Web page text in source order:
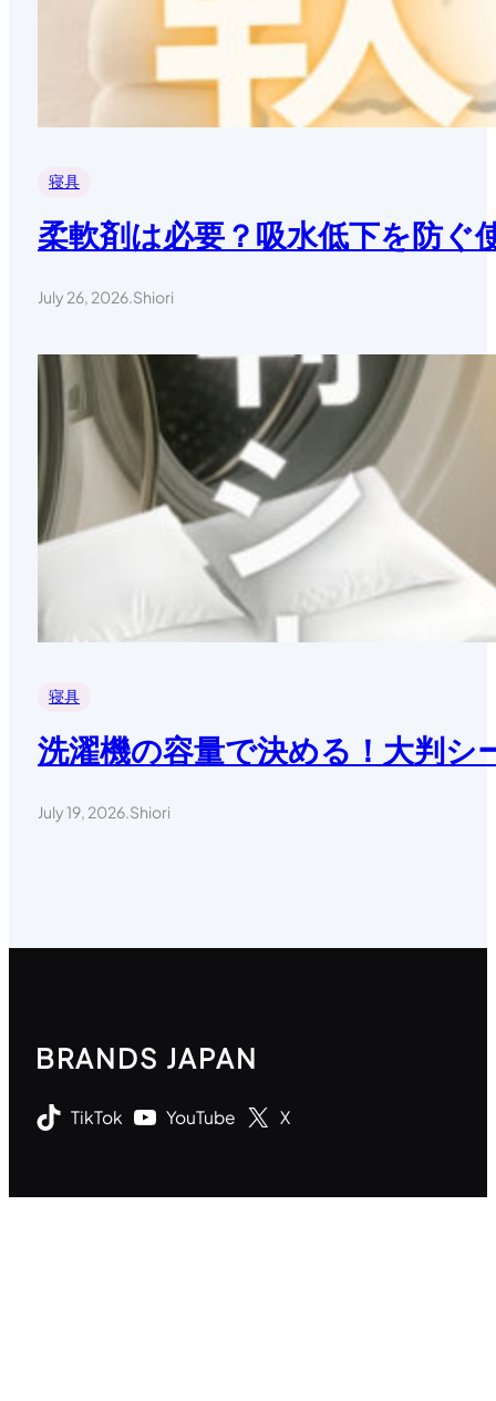
寝具
柔軟剤は必要？吸水低下を防ぐ
July 26, 2026.Shiori
寝具
洗濯機の容量で決める！大判シ
July 19, 2026.Shiori
BRANDS JAPAN
TikTok YouTube X